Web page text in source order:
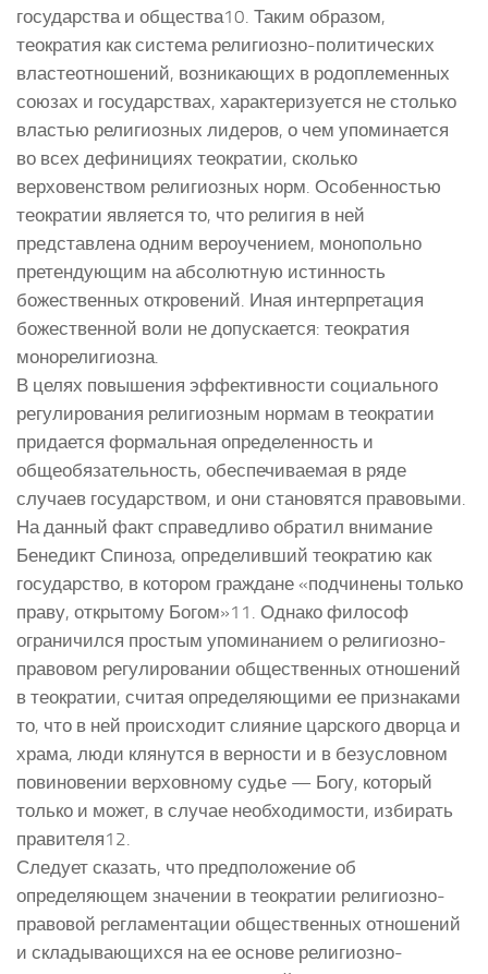
государства и общества10. Таким образом,
теократия как система религиозно-политических
властеотношений, возникающих в родоплеменных
союзах и государствах, характеризуется не столько
властью религиозных лидеров, о чем упоминается
во всех дефинициях теократии, сколько
верховенством религиозных норм. Особенностью
теократии является то, что религия в ней
представлена одним вероучением, монопольно
претендующим на абсолютную истинность
божественных откровений. Иная интерпретация
божественной воли не допускается: теократия
монорелигиозна.
В целях повышения эффективности социального
регулирования религиозным нормам в теократии
придается формальная определенность и
общеобязательность, обеспечиваемая в ряде
случаев государством, и они становятся правовыми.
На данный факт справедливо обратил внимание
Бенедикт Спиноза, определивший теократию как
государство, в котором граждане «подчинены только
праву, открытому Богом»11. Однако философ
ограничился простым упоминанием о религиозно-
правовом регулировании общественных отношений
в теократии, считая определяющими ее признаками
то, что в ней происходит слияние царского дворца и
храма, люди клянутся в верности и в безусловном
повиновении верховному судье — Богу, который
только и может, в случае необходимости, избирать
правителя12.
Следует сказать, что предположение об
определяющем значении в теократии религиозно-
правовой регламентации общественных отношений
и складывающихся на ее основе религиозно-